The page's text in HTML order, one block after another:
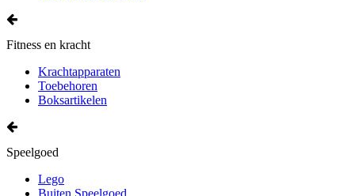
Fitness en kracht
Krachtapparaten
Toebehoren
Boksartikelen
Speelgoed
Lego
Buiten Speelgoed